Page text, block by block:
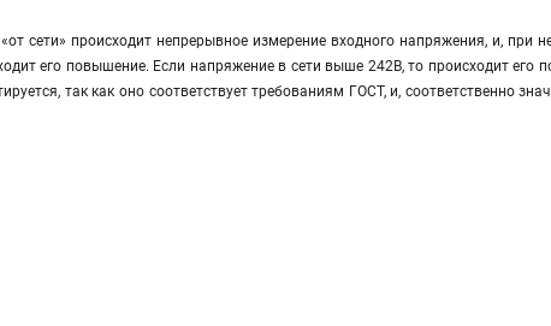
происходит непрерывное измерение входного напряжения, и, при
его повышение. Если напряжение в сети выше 242В, то происходит его
так как оно соответствует требованиям ГОСТ, и, соответственно